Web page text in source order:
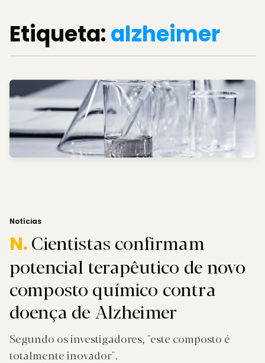
Etiqueta:alzheimer
Notícias
N.Cientistas confirmam
potencial terapêutico de novo
composto químico contra
doença de Alzheimer
Segundo os investigadores, "este composto é
totalmente inovador".